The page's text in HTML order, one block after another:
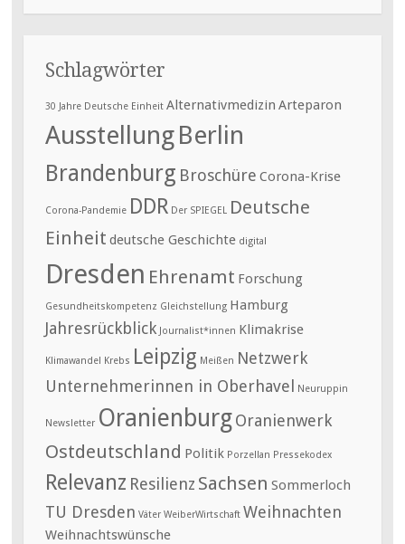
Schlagwörter
30 Jahre Deutsche Einheit Alternativmedizin Arteparon
AusstellungBerlin
Brandenburg Broschüre Corona-Krise
Corona-Pandemie DDR Der SPIEGEL Deutsche
Einheit deutsche Geschichte digital
Dresden Ehrenamt Forschung
Gesundheitskompetenz Gleichstellung Hamburg
Jahresrückblick Journalist*innen Klimakrise
Klimawandel Krebs Leipzig Meißen Netzwerk
Unternehmerinnen in Oberhavel
Neuruppin
Newsletter OranienburgOranienwerk
Ostdeutschland Politik Porzellan Pressekodex
Relevanz Resilienz Sachsen Sommerloch
TU Dresden Väter WeiberWirtschaft Weihnachten
Weihnachtswünsche